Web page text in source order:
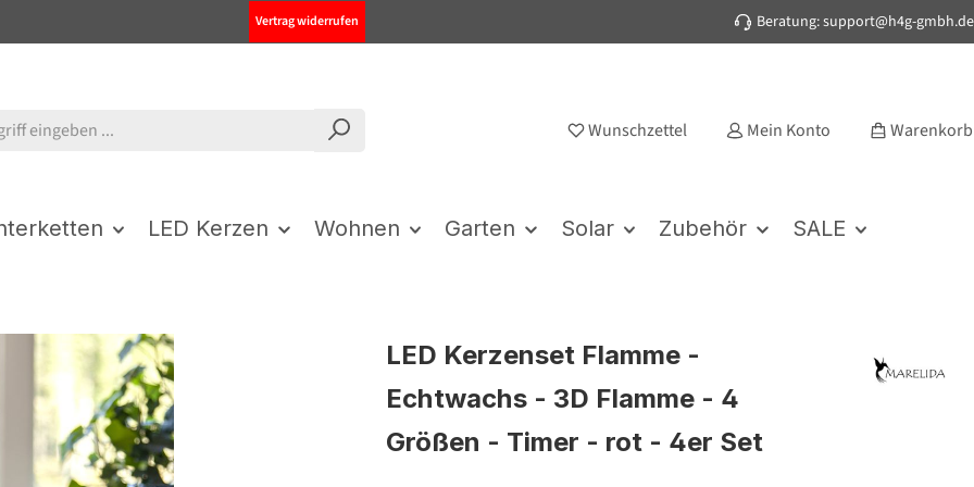
Vertrag widerrufen Beratung: support@h4g-gmbh.de
Wunschzettel Mein Konto Warenkorb
LED Kerzen Wohnen Garten Solar Zubehör SALE
LED Kerzenset Flamme -
Echtwachs - 3D Flamme - 4
Größen - Timer - rot - 4er Set